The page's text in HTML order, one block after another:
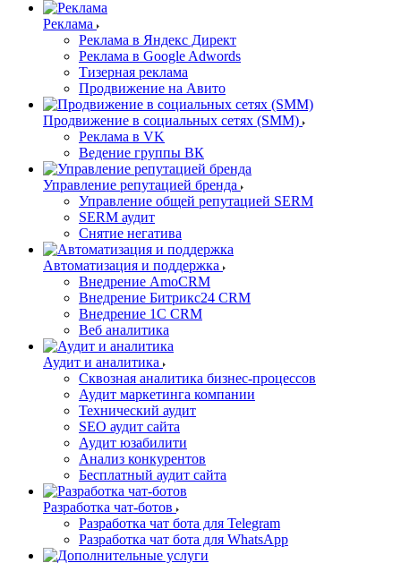
Реклама
Реклама в Яндекс Директ
Реклама в Google Adwords
Тизерная реклама
Продвижение на Авито
Продвижение в социальных сетях (SMM)
Реклама в VK
Ведение группы ВК
Управление репутацией бренда
Управление общей репутацией SERM
SERM аудит
Снятие негатива
Автоматизация и поддержка
Внедрение AmoCRM
Внедрение Битрикс24 CRM
Внедрение 1C CRM
Веб аналитика
Аудит и аналитика
Сквозная аналитика бизнес-процессов
Аудит маркетинга компании
Технический аудит
SEO аудит сайта
Аудит юзабилити
Анализ конкурентов
Бесплатный аудит сайта
Разработка чат-ботов
Разработка чат бота для Telegram
Разработка чат бота для WhatsApp